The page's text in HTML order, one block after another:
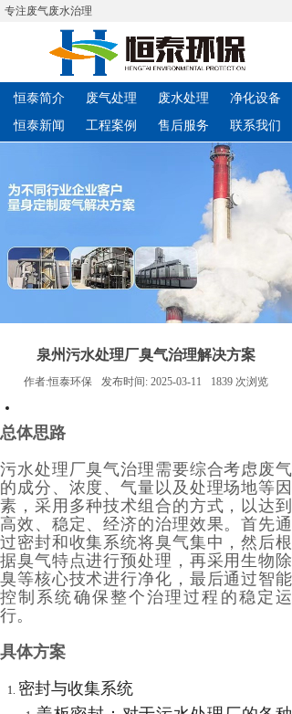
专注废气废水治理
恒泰简介 废气处理 废水处理
净化设备
恒泰新闻
工程案例 售后服务 联系我们
泉州污水处理厂臭气治理解决方案
作者:恒泰环保 发布时间: 2025-03-11 1839 次浏览
总体思路
污水处理厂臭气治理需要综合考虑废气
的成分、浓度、气量以及处理场地等因
素，采用多种技术组合的方式，以达到
高效、稳定、经济的治理效果。首先通
过密封和收集系统将臭气集中，然后根
据臭气特点进行预处理，再采用生物除
臭等核心技术进行净化，最后通过智能
控制系统确保整个治理过程的稳定运
行。
具体方案
密封与收集系统